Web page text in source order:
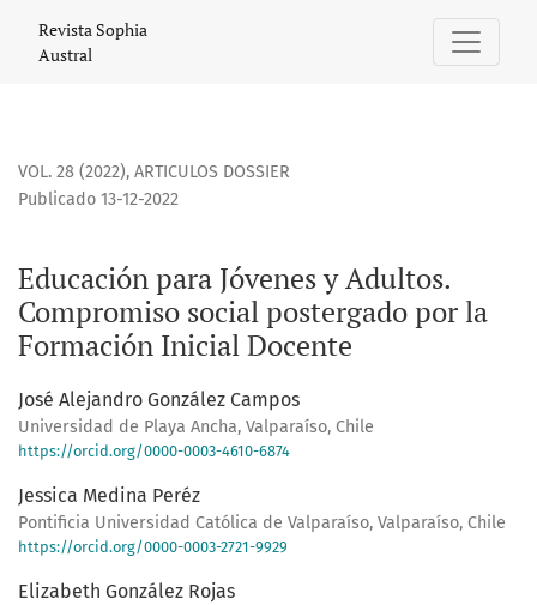
Educación para Jóvenes y Adultos. Compromiso social
Revista Sophia
Austral
VOL. 28 (2022), ARTICULOS DOSSIER
Educación para Jóvenes y Adultos.
Compromiso social postergado por la
Formación Inicial Docente
Publicado 13-12-2022
José Alejandro González Campos
Universidad de Playa Ancha, Valparaíso, Chile
https://orcid.org/0000-0003-4610-6874
Jessica Medina Peréz
Pontificia Universidad Católica de Valparaíso, Valparaíso, Chile
https://orcid.org/0000-0003-2721-9929
Elizabeth González Rojas